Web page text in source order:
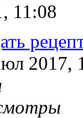
11:08
2017,